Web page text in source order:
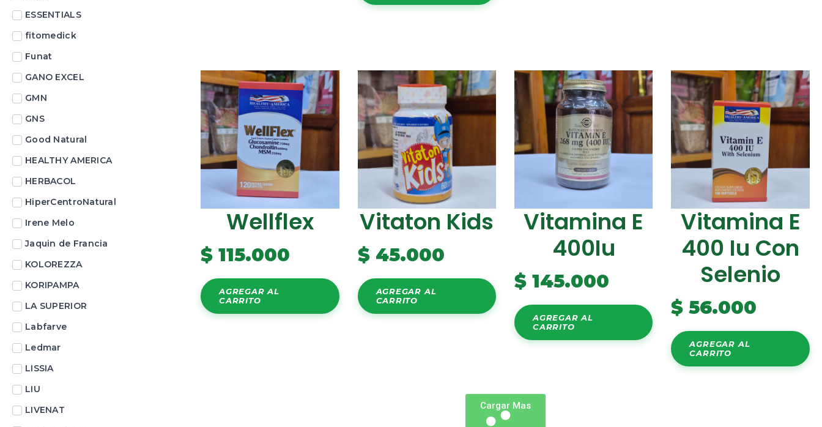
ESSENTIALS
fitomedick
Funat
GANO EXCEL
GMN
GNS
Good Natural
HEALTHY AMERICA
HERBACOL
HiperCentroNatural
Irene Melo
Jaquin de Francia
KOLOREZZA
KORIPAMPA
LA SUPERIOR
Labfarve
Ledmar
LISSIA
LIU
LIVENAT
Wellflex
$ 115.000
AGREGAR AL
CARRITO
Vitaton Kids
$45.000
AGREGAR AL
CARRITO
Vitamina E
400Iu
$ 145.000
AGREGAR AL
CARRITO
Vitamina E
400 Iu Con
Selenio
$ 56.000
AGREGAR AL
CARRITO
Cargar Mas